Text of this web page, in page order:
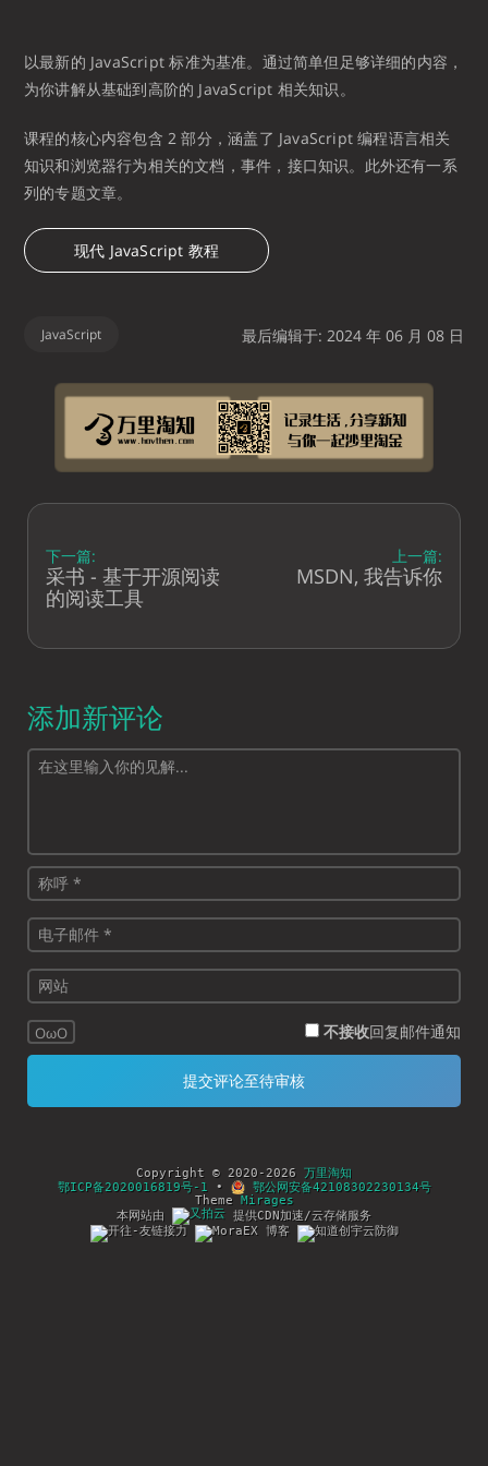
以最新的 JavaScript 标准为基准。通过简单但足够详细的内容，
为你讲解从基础到高阶的 JavaScript 相关知识。
课程的核心内容包含 2 部分，涵盖了 JavaScript 编程语言相关
知识和浏览器行为相关的文档，事件，接口知识。此外还有一系
列的专题文章。
现代 JavaScript 教程
JavaScript 最后编辑于: 2024 年 06 月 08 日
下一篇:
采书 - 基于开源阅读
的阅读工具
上一篇:
MSDN, 我告诉你
添加新评论
OωO 不接收回复邮件通知
Copyright © 2020-2026 万里淘知
鄂ICP备2020016819号-1 •
鄂公网安备42108302230134号
Theme Mirages
本网站由
提供CDN加速/云存储服务